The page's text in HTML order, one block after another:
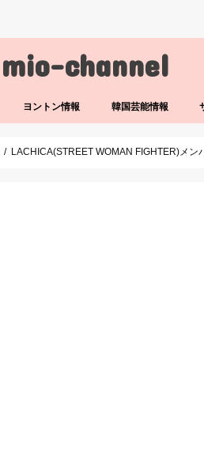
mio-channel
ヨントン情報 韓国芸能情報
LACHICA(STREET WOMAN FIGHTER)メ